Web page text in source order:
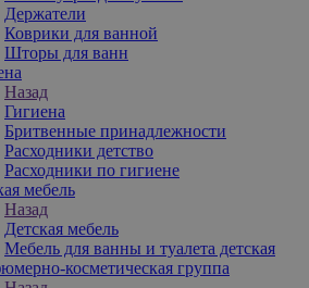
Держатели
Коврики для ванной
Шторы для ванн
Назад
Гигиена
Бритвенные принадлежности
Расходники детство
Расходники по гигиене
мебель
Назад
Детская мебель
Мебель для ванны и туалета детская
косметическая группа